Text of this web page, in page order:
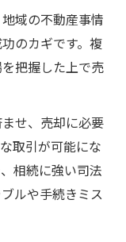
域の不動産事情
のカギです。複
把握した上で売
せ、売却に必要
取引が可能にな
相続に強い司法
ルや手続きミス